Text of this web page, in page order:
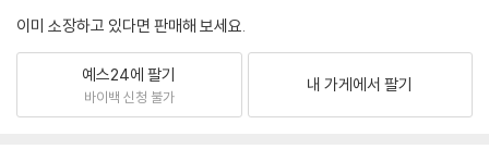
이미 소장하고 있다면 판매해 보세요.
예스24에 팔기
바이백 신청 불가
내 가게에서 팔기